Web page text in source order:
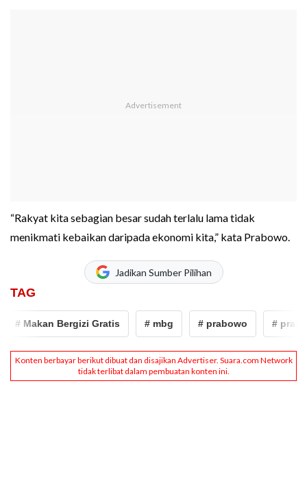
“Rakyat kita sebagian besar sudah terlalu lama tidak
menikmati kebaikan daripada ekonomi kita,” kata Prabowo.
Jadikan Sumber Pilihan
TAG
# Makan Bergizi Gratis # mbg # prabowo #